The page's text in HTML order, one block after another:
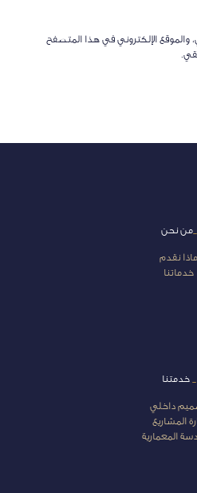
والموقع الإلكتروني في هذا المتصفح
_من نحن
ماذا نقدم
خدماتنا
خدمتنا
داخلي
المشاريع
المعمارية